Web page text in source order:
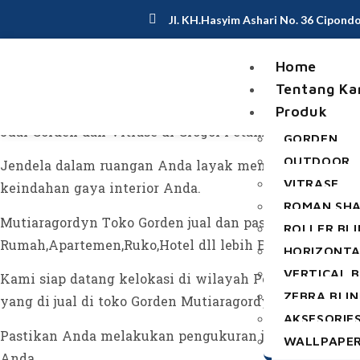
Jl. KH.Hasyim Ashari No. 36
Home
Tentang
Produk
GORDEN
OUTDOOR
VITRASE
ROMAN
ROLLER
VERTICAL
ZEBRA
AKSESORIES
WALLPAPER
Jual Gorden Dan Vitrase Di
Jual Gorden dan Vitrase di Grogol Petamburan.
Jendela dalam ruangan Anda layak mendapatakan
keindahan gaya interior Anda.
Mutiaragordyn Toko Gorden jual dan pasang Gorden
Rumah,Apartemen,Ruko,Hotel dll lebih Elegan
Kami siap datang kelokasi di wilayah
yang di jual di toko Gorden Mutiaragordyn.
Pastikan Anda melakukan pengukuran jendela